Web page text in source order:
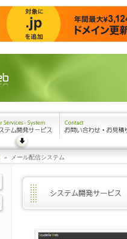
» メール配信システム